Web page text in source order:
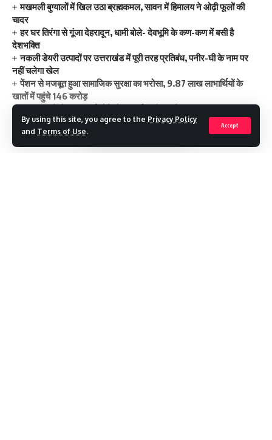
By using this site, you agree to the Privacy Policy
and Terms of Use.
Accept
मखमली बुग्यालों में खिल उठा ब्रह्मकमल, सावन में हिमालय ने ओढ़ी फूलों की
चादर
हर घर तिरंगा से गूंजा देहरादून, धामी बोले- देवभूमि के कण-कण में बसी है
देशभक्ति
नकली डेयरी उत्पादों पर उत्तराखंड में पूरी तरह प्रतिबंध, पनीर-घी के नाम पर
नहीं चलेगा खेल
पेंशन से मजबूत हुआ सामाजिक सुरक्षा का भरोसा, 9.87 लाख लाभार्थियों के
खातों में पहुंचे 146 करोड़